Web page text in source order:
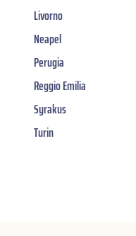
Livorno
Neapel
Perugia
Reggio Emilia
Syrakus
Turin